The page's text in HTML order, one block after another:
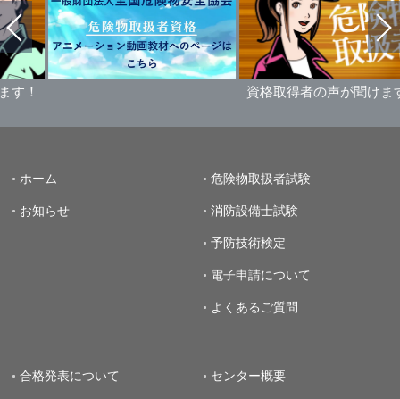
資格取得者の声が聞けます！ 資格取
ホーム
お知らせ
危険物取扱者試験
消防設備士試験
予防技術検定
電子申請について
よくあるご質問
合格発表について センター概要